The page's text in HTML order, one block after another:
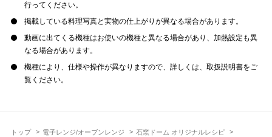
トップ 電子レンジ/オーブンレンジ 石窯ドーム オリジナルレシピ
行ってください。
掲載している料理写真と実物の仕上がりが異なる場合があります。
動画に出てくる機種はお使いの機種と異なる場合があり、加熱設定も異
なる場合があります。
機種により、仕様や操作が異なりますので、詳しくは、取扱説明書をご
覧ください。